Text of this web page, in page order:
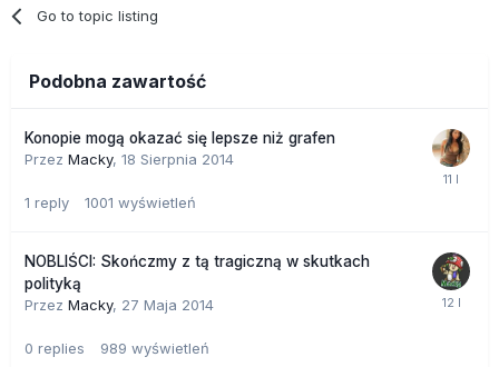
Go to topic listing
Podobna zawartość
Konopie mogą okazać się lepsze niż grafen
Przez Macky, 18 Sierpnia 2014
1 reply 1001 wyświetleń
NOBLIŚCI: Skończmy z tą tragiczną w skutkach
polityką
Przez Macky, 27 Maja 2014
0 replies 989 wyświetleń